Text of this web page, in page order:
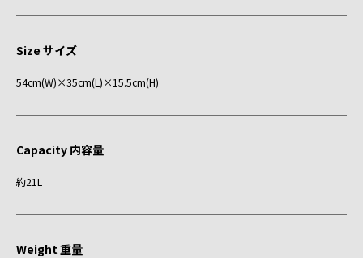
Size サイズ
54cm(W)×35cm(L)×15.5cm(H)
Capacity 内容量
約21L
Weight 重量